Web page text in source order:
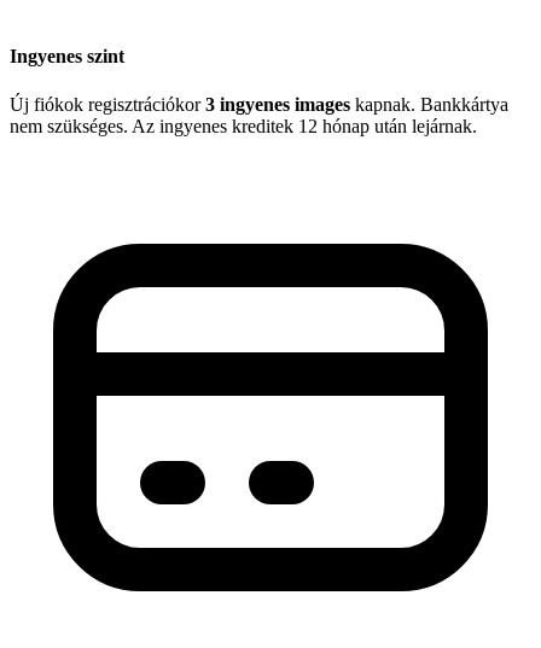
Ingyenes szint
Új fiókok regisztrációkor3 ingyenes images kapnak. Bankkártya
nem szükséges. Az ingyenes kreditek 12 hónap után lejárnak.